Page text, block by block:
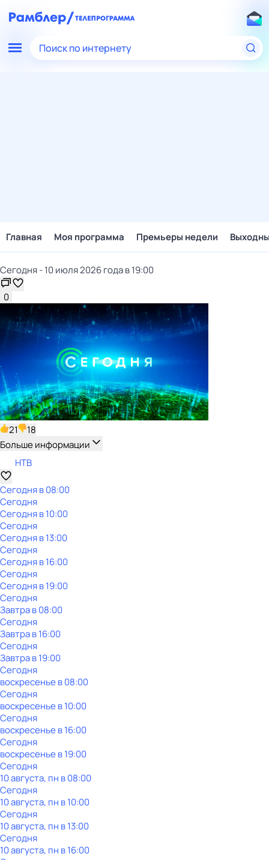
Поиск по интернету
Главная Моя программа Премьеры недели
Сегодня - 10 июля 2026 года в 19:00
0
21
18
Больше информации
НТВ
Сегодня в 08:00
Сегодня
Сегодня в 10:00
Сегодня
Сегодня в 13:00
Сегодня
Сегодня в 16:00
Сегодня
Сегодня в 19:00
Сегодня
Завтра в 08:00
Сегодня
Завтра в 16:00
Сегодня
Завтра в 19:00
Сегодня
воскресенье в08:00
Сегодня
воскресенье в10:00
Сегодня
воскресенье в16:00
Сегодня
воскресенье в19:00
Сегодня
10 августа, пн в 08:00
Сегодня
10 августа, пн в 10:00
Сегодня
10 августа, пн в 13:00
Сегодня
10 августа, пн в 16:00